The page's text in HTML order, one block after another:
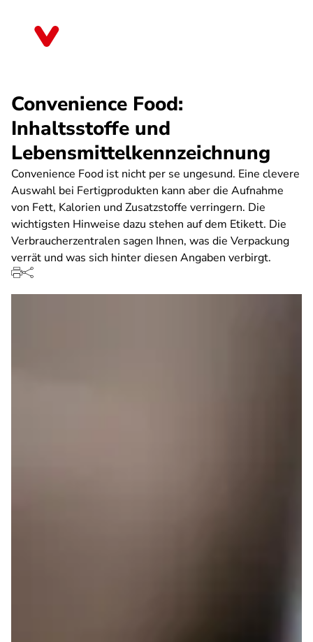
Convenience Food:
Inhaltsstoffe und
Lebensmittelkennzeichnung
Convenience Food ist nicht per se ungesund. Eine clevere
Auswahl bei Fertigprodukten kann aber die Aufnahme
von Fett, Kalorien und Zusatzstoffe verringern. Die
wichtigsten Hinweise dazu stehen auf dem Etikett. Die
Verbraucherzentralen sagen Ihnen, was die Verpackung
verrät und was sich hinter diesen Angaben verbirgt.